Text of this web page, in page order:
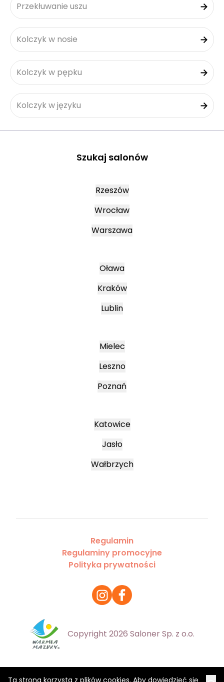
Ta strona korzysta z plików cookies. Aby dowiedzieć się
Przekłuwanie uszu
Kolczyk w nosie
Kolczyk w pępku
Kolczyk w języku
Szukaj salonów
Rzeszów
Wrocław
Warszawa
Oława
Kraków
Lublin
Mielec
Leszno
Poznań
Katowice
Jasło
Wałbrzych
Regulamin
Regulaminy promocyjne
Polityka prywatności
Copyright 2026 Saloner Sp. z o.o.